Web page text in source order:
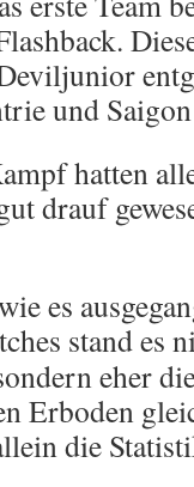
und
hatten
drauf
es
stand es
eher
Erboden
die